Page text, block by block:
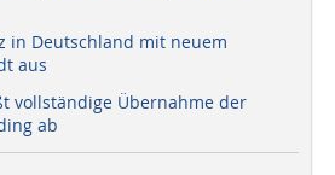
in Deutschland mit neuem
aus
vollständige Übernahme der
ab